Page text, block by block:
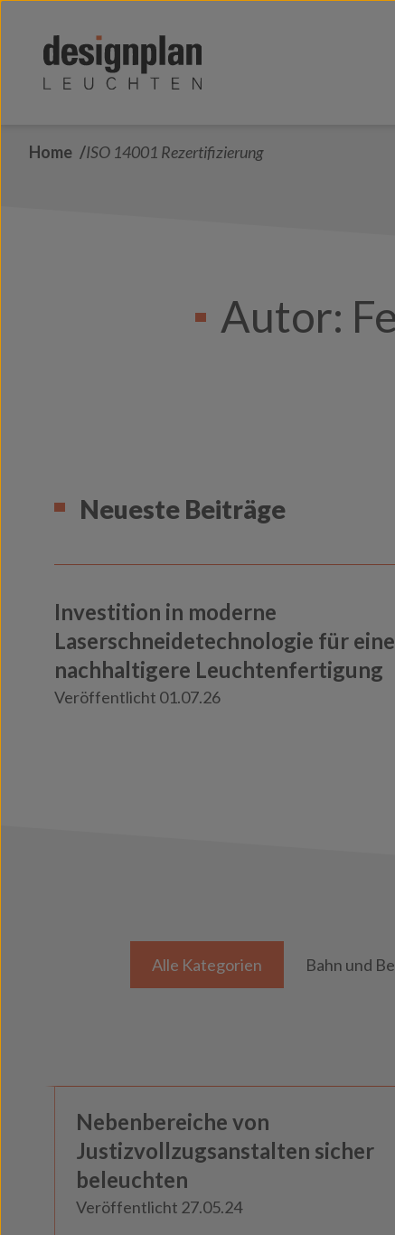
Home ISO 14001 Rezertifizierung
Autor:
Neueste Beiträge
Investition in moderne
Laserschneidetechnologie für eine
nachhaltigere Leuchtenfertigung
Veröffentlicht 01.07.26
Knowledge
Alle Kategorien Bahn und
Insights
Nebenbereiche von
Justizvollzugsanstalten sicher
beleuchten
Veröffentlicht 27.05.24